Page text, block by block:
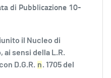
di Pubblicazione 10-
il Nucleo di
sensi della L.R.
D.G.R. n. 1705 del